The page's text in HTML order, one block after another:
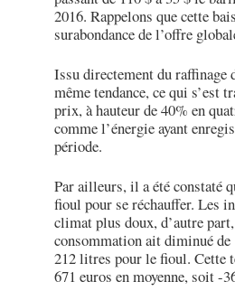
2016. Rappelons que cette
surabondance de l’offre
Issu directement du raffinage
même tendance, ce qui s’est
prix, à hauteur de 40% en
comme l’énergie ayant
période.
Par ailleurs, il a été constaté
fioul pour se réchauffer. Les
climat plus doux, d’autre
consommation ait diminué
212 litres pour le fioul. Cette
671 euros en moyenne, soit -